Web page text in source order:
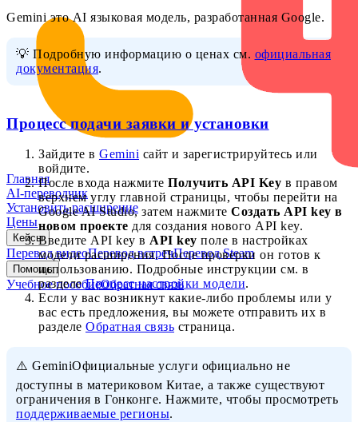
Главная
AI-переводчик
Установить расширение
Цены
Кейсы
Перевод видеоПеревод встречПеревод Steam
Помощь
Учебное пособиеОбратная связь
Gemini это AI языковая модель, разработанная Google.
💡 Подробную информацию о ценах см. официальная
документация.
Процесс подачи заявки и установки
Зайдите в Gemini сайт и зарегистрируйтесь или
войдите.
После входа нажмите Получить API Key в правом
верхнем углу главной страницы, чтобы перейти на
Google AI Studio, затем нажмите Создать API key в
новом проекте для создания нового API key.
Введите API key в API key поле в настройках
модели расширения. После проверки он готов к
использованию. Подробные инструкции см. в
разделеПроцесс настройки модели.
Если у вас возникнут какие-либо проблемы или у
вас есть предложения, вы можете отправить их в
разделе Обратная связь страница.
⚠️ GeminiОфициальные услуги официально не
доступны в материковом Китае, а также существуют
ограничения в Гонконге. Нажмите, чтобы просмотреть
поддерживаемые регионы.